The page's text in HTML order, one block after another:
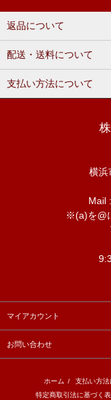
返品について
配送・送料について
支払い方法について
横浜
Mail
※(a)を@
マイアカウント
お問い合わせ
ホーム / 支払い方法
特定商取引法に基づく